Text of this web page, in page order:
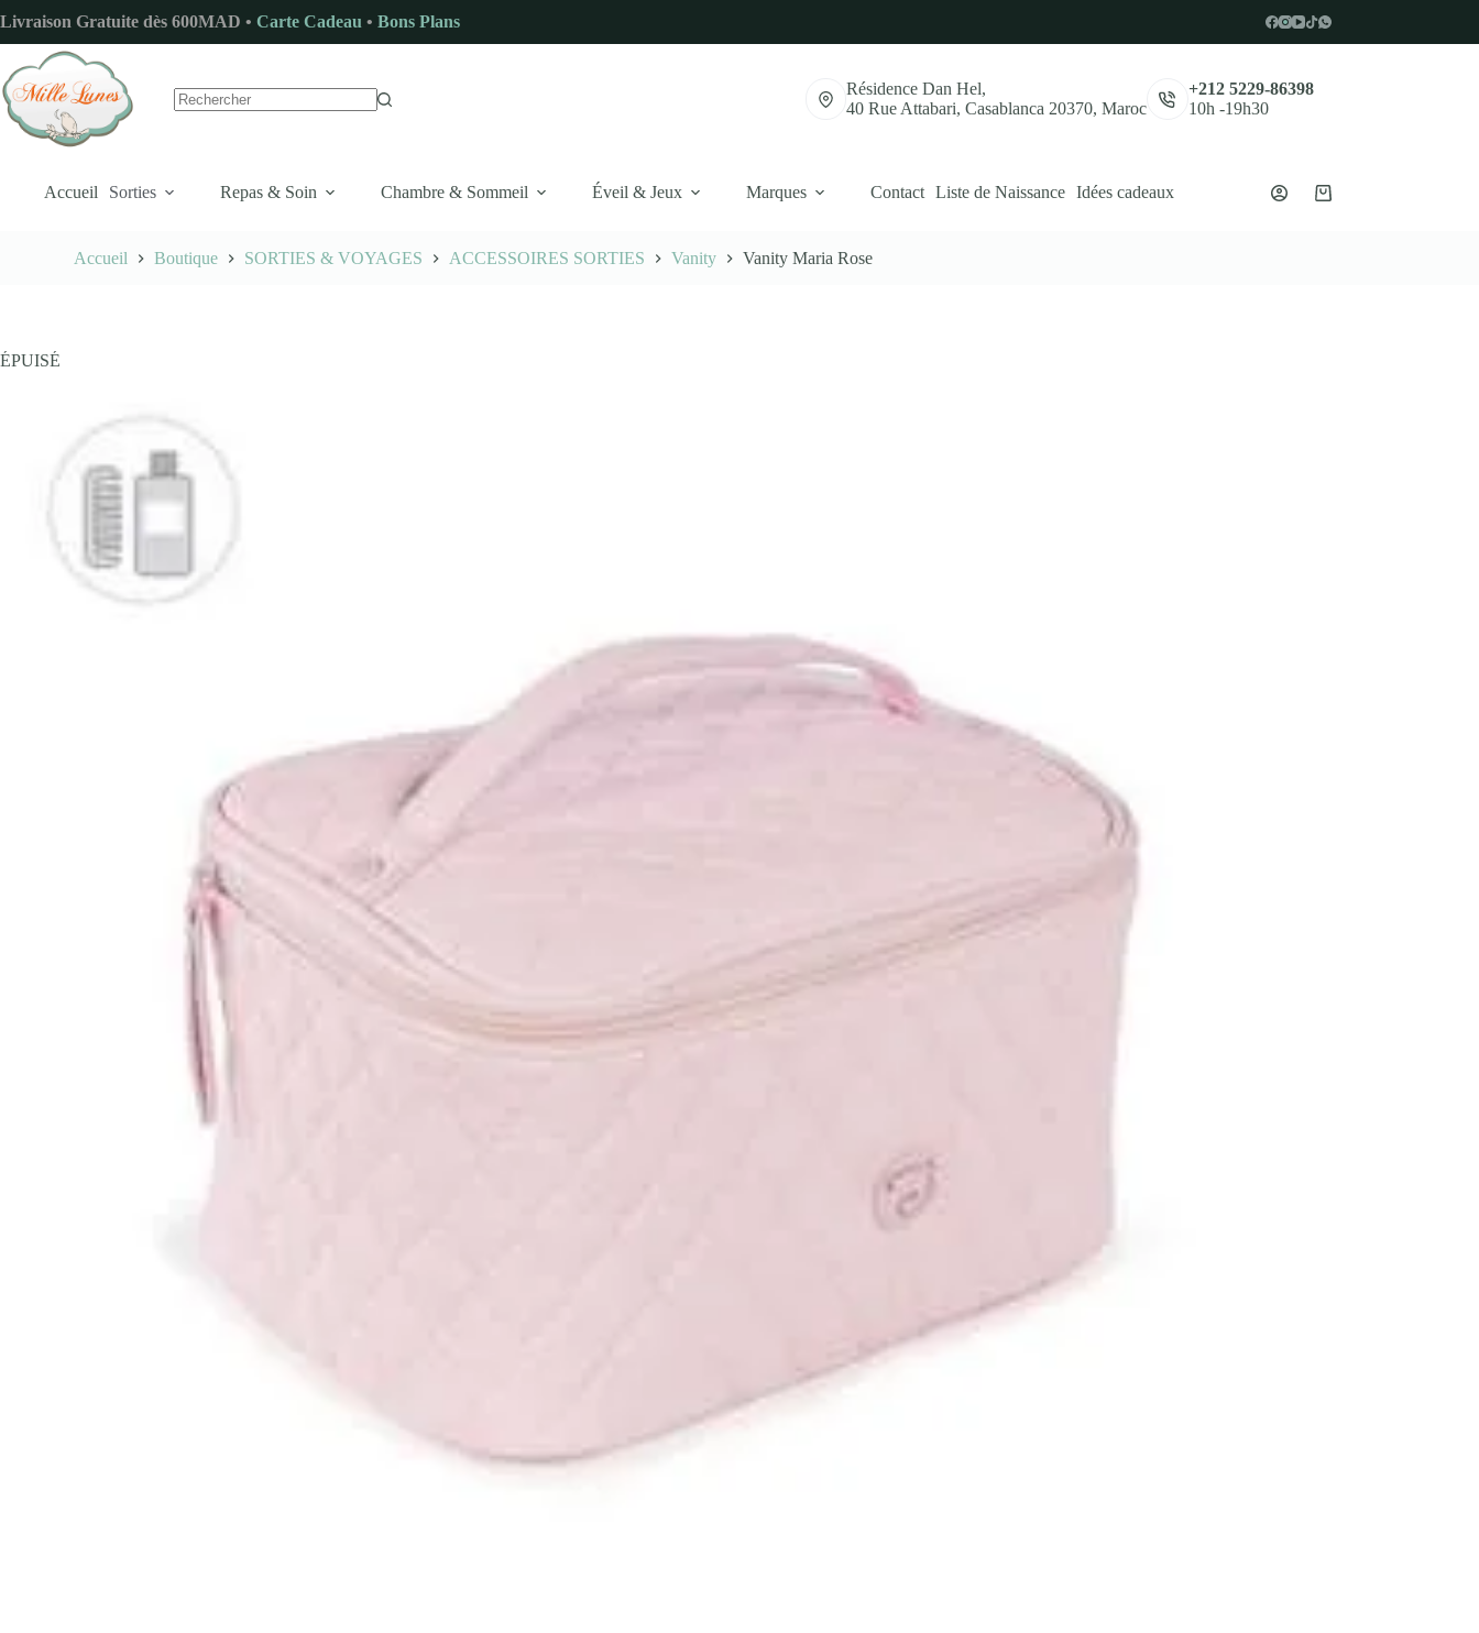
au
contenu
Livraison Gratuite dès 600MAD • Carte Cadeau • Bons Plans
Résidence Dan Hel,
40 Rue Attabari, Casablanca 20370, Maroc
+212 5229-86398
10h -19h30
Accueil Sorties Repas & Soin Chambre & Sommeil Éveil & Jeux Marques Contact Liste de Naissance Idées cadeaux
Panier
Accueil Boutique SORTIES & VOYAGES ACCESSOIRES SORTIES Vanity Vanity Maria Rose
ÉPUISÉ